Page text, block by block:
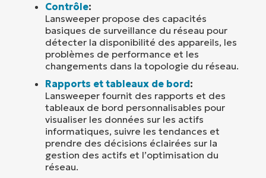
Contrôle:
Lansweeper propose des capacités
basiques de surveillance du réseau pour
détecter la disponibilité des appareils, les
problèmes de performance et les
changements dans la topologie du réseau.
Rapports et tableaux de bord:
Lansweeper fournit des rapports et des
tableaux de bord personnalisables pour
visualiser les données sur les actifs
informatiques, suivre les tendances et
prendre des décisions éclairées sur la
gestion des actifs et l’optimisation du
réseau.